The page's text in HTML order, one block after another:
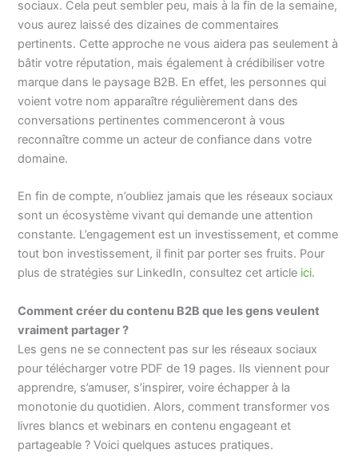
sociaux. Cela peut sembler peu, mais à la fin de la semaine,
vous aurez laissé des dizaines de commentaires
pertinents. Cette approche ne vous aidera pas seulement à
bâtir votre réputation, mais également à crédibiliser votre
marque dans le paysage B2B. En effet, les personnes qui
voient votre nom apparaître régulièrement dans des
conversations pertinentes commenceront à vous
reconnaître comme un acteur de confiance dans votre
domaine.
En fin de compte, n’oubliez jamais que les réseaux sociaux
sont un écosystème vivant qui demande une attention
constante. L’engagement est un investissement, et comme
tout bon investissement, il finit par porter ses fruits. Pour
plus de stratégies sur LinkedIn, consultez cet article ici.
Comment créer du contenu B2B que les gens veulent
vraiment partager ?
Les gens ne se connectent pas sur les réseaux sociaux
pour télécharger votre PDF de 19 pages. Ils viennent pour
apprendre, s’amuser, s’inspirer, voire échapper à la
monotonie du quotidien. Alors, comment transformer vos
livres blancs et webinars en contenu engageant et
partageable ? Voici quelques astuces pratiques.